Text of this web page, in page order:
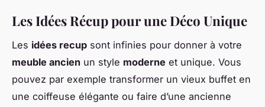
Les Idées Récup pour une Déco Unique
Les idées recup sont infinies pour donner à votre
meuble ancien un style moderne et unique. Vous
pouvez par exemple transformer un vieux buffet en
une coiffeuse élégante ou faire d’une ancienne